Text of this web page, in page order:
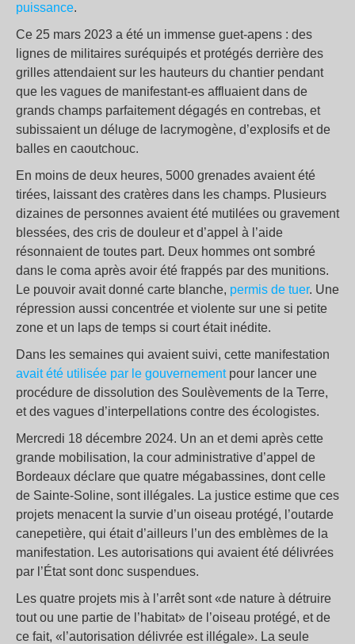
puissance.
Ce 25 mars 2023 a été un immense guet-apens : des
lignes de militaires suréquipés et protégés derrière des
grilles attendaient sur les hauteurs du chantier pendant
que les vagues de manifestant-es affluaient dans de
grands champs parfaitement dégagés en contrebas, et
subissaient un déluge de lacrymogène, d’explosifs et de
balles en caoutchouc.
En moins de deux heures, 5000 grenades avaient été
tirées, laissant des cratères dans les champs. Plusieurs
dizaines de personnes avaient été mutilées ou gravement
blessées, des cris de douleur et d’appel à l’aide
résonnaient de toutes part. Deux hommes ont sombré
dans le coma après avoir été frappés par des munitions.
Le pouvoir avait donné carte blanche, permis de tuer. Une
répression aussi concentrée et violente sur une si petite
zone et un laps de temps si court était inédite.
Dans les semaines qui avaient suivi, cette manifestation
avait été utilisée par le gouvernementpour lancer une
procédure de dissolution des Soulèvements de la Terre,
et des vagues d’interpellations contre des écologistes.
Mercredi 18 décembre 2024. Un an et demi après cette
grande mobilisation, la cour administrative d’appel de
Bordeaux déclare que quatre mégabassines, dont celle
de Sainte-Soline, sont illégales. La justice estime que ces
projets menacent la survie d’un oiseau protégé, l’outarde
canepetière, qui était d’ailleurs l’un des emblèmes de la
manifestation. Les autorisations qui avaient été délivrées
par l’État sont donc suspendues.
Les quatre projets mis à l’arrêt sont «de nature à détruire
tout ou une partie de l’habitat» de l’oiseau protégé, et de
ce fait, «l’autorisation délivrée est illégale». La seule